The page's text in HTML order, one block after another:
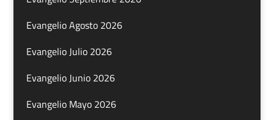
Evangelio Agosto 2026
Evangelio Julio 2026
Evangelio Junio 2026
Evangelio Mayo 2026